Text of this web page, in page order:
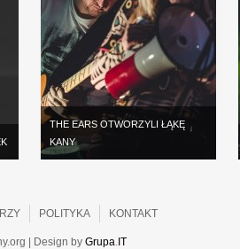
THE EARS OTWORZYLI ŁĄKĘ
KANY
POLITYKA KONTAKT
| Design by Grupa. IT